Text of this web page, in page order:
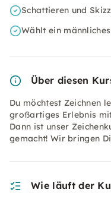
Schattieren und
Wählt ein
Über diesen
Du möchtest Zeichnen
großartiges Erlebnis
Dann ist unser
gemacht! Wir bringen
Wie läuft der